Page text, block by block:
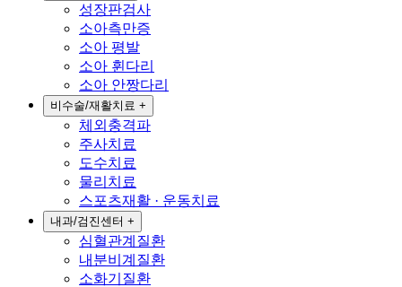
성장판검사
소아측만증
소아 평발
소아 휜다리
소아 안짱다리
비수술/재활치료 +
체외충격파
주사치료
도수치료
물리치료
스포츠재활 · 운동치료
내과/검진센터 +
심혈관계질환
내분비계질환
소화기질환